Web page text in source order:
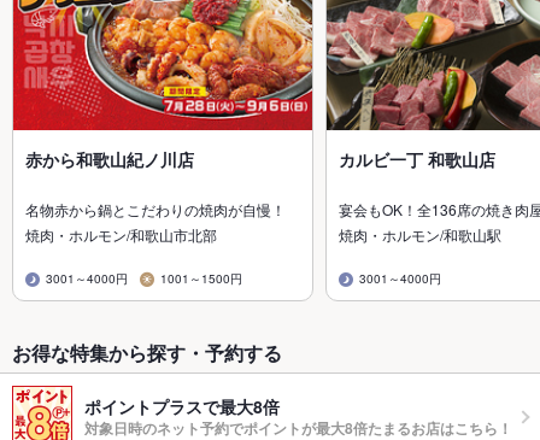
赤から和歌山紀ノ川店
名物赤から鍋とこだわりの焼肉が自慢！
焼肉・ホルモン/和歌山市北部
3001～4000円 1001～1500円
カルビ一丁 和歌山店
宴会もOK！全136席の焼き肉
焼肉・ホルモン/和歌山駅
3001～4000円
お得な特集から探す・予約する
ポイントプラスで最大8倍
対象日時のネット予約でポイントが最大8倍たまるお店はこちら！